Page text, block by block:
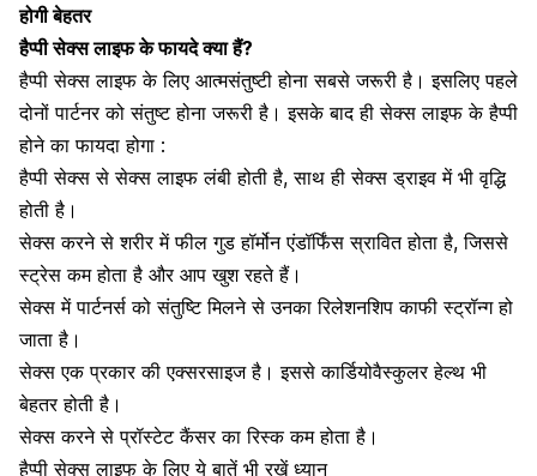
होगी बेहतर
हैप्पी सेक्स लाइफ के फायदे क्या हैं?
हैप्पी सेक्स लाइफ के लिए आत्मसंतुष्टी होना सबसे जरूरी है। इसलिए पहले
दोनों पार्टनर को संतुष्ट होना जरूरी है। इसके बाद ही सेक्स लाइफ के हैप्पी
होने का फायदा होगा :
हैप्पी सेक्स से सेक्स लाइफ लंबी होती है, साथ हीसेक्स ड्राइव में भी वृद्धि
होती है।
सेक्स करने से शरीर में फील गुड हॉर्मोन एंडॉर्फिंस स्रावित होता है, जिससे
स्ट्रेस कम होता है और आप खुश रहते हैं।
सेक्स में पार्टनर्स को संतुष्टि मिलने से उनका रिलेशनशिप काफी स्ट्रॉन्ग हो
जाता है।
सेक्स एक प्रकार की एक्सरसाइज है। इससेकार्डियोवैस्कुलर हेल्थ भी
बेहतर होती है।
सेक्स करने से प्रॉस्टेट कैंसर का रिस्क कम होता है।
हैप्पी सेक्स लाइफ के लिए ये बातें भी रखें ध्यान